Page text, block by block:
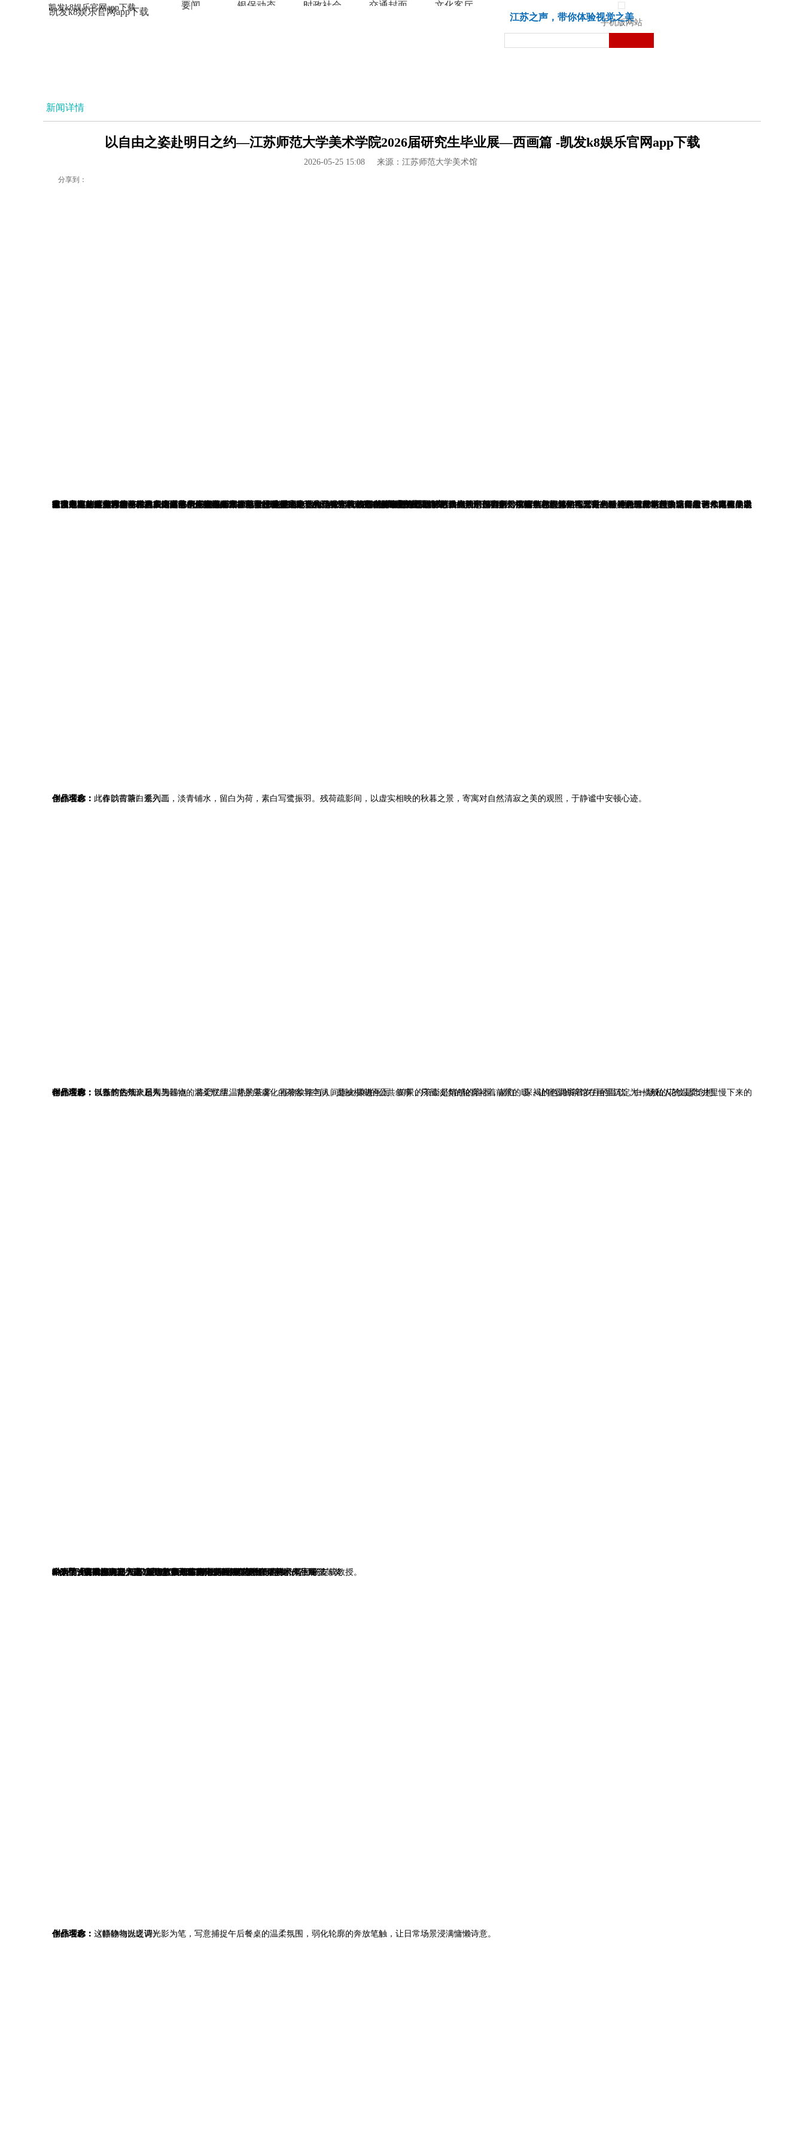
凯发k8娱乐官网app下载
凯发k8娱乐官网app下载
要闻 银保动态 时政社会 交通封面 文化客厅
手机版网站
江苏之声，带你体验视觉之美
新闻详情
以自由之姿赴明日之约—江苏师范大学美术学院2026届研究生毕业展—西画篇 -凯发k8娱乐官网app下载
2026-05-25 15:08 来源：江苏师范大学美术馆
分享到：
前言
何为“以自由之姿”？于艺术本体而言，是挣脱形式桎梏、打破范式边界的精神觉醒，是在多元共生的数智时代的艺术语境中，以独立之思想、本真之心性，舒展艺术想象、释放认知力量，以个体的审美感知与精神体悟，对话世界、叩问自我、诠释时代。这是艺术创作最本真的精神内核，亦是青年艺术学子，奔赴艺术前路、奔赴人生远方，最珍贵的精神姿态。
艺术之境，是精神的自由栖居，是思想的无限延展。从传统笔墨的文脉传承，到当代视觉的创新表达；从书法线条的气韵风骨，到跨界设计的观念重构，再到综合材料的语言实验，本届毕业生以数年艺途求索为基，在技法锤炼中夯实根基，在美学思辨中淬炼认知，在师者传道中明晰方向，将对艺术本质的探寻、对生命存在的感知、对时代精神的回应，悉数熔铸于一件件作品之中，完成从技法习得向精神表达、从个体创作向艺术哲思的蜕变。
本次展览汇集美术与书法、设计等多元艺术实践作品，以及艺术学、设计学的理论研究作品，既是本科四载、硕士三秋学术求索与艺术实践的圆满答卷，更是青年一代以自由艺术精神为内核，书写的青春理想与时代宣言。他们以自由为精神羽翼，突破既定创作范式，在艺术表达中坚守自我、彰显个性；以信念为前行航标，将个体艺术生命融入时代审美洪流，让创作既有美学深度，更有精神温度。作品或沉潜传统、意蕴深厚，彰显文脉传承的文化自觉；或锐意创新、先锋思辨，饱含青年创作者的艺术锐气与人文担当，每一件作品，都是自由精神与艺术灵魂的双向奔赴。
以艺为媒，向美而行；以自由为翼，向未来而生。愿观者于作品之中，窥见青年艺术的精神锋芒，感知艺术自由的思想力量，读懂当代青年学子对美、对生命、对时代的深层思考；愿全体毕业学子，始终坚守这份艺术自由之心，怀初心而守本心，持热爱而赴远方，在永恒的艺术探索之路上，保持独立的审美判断、深邃的思想体悟与无畏的创造勇气，以自由之笔绘时代万象，以赤诚之心赴璀璨前程，在更广阔的艺术天地与人生征途上，绽放独属于自己的艺术光芒！ 西画专业
01、杨友成教授工作室
作品名称： 《春韵古茶》系列二
创作理念： 此作以荷塘白鹭入画，淡青铺水，留白为荷，素白写鹭振羽。残荷疏影间，以虚实相映的秋暮之景，寄寓对自然清寂之美的观照，于静谧中安顿心迹。
作品名称： 《春韵古茶》系列三
创作理念：
以茶馆的烟火日常为锚点，将记忆里温热的茶雾、器物纹路与人间烟火揉进画面。前景的茶壶是情感的容器，赭红、深褐的色调裹着岁月的温软，白描般的花纹是市井里慢下来的时光注脚，氤氲的热气牵起人与器物的温柔联结。背景里虚化的茶客与空间，是被模糊的公共叙事，只留淡淡的轮廓衬着前景的暖，让喧嚣的茶馆在画里沉淀为一场私人的温柔念想。
个人简介：
梁远，江苏徐州人，江苏师范大学美术学院油画方向硕士研究生，导师杨友成教授。
科研情况：
1.作品《桃园乡春》入选“第十三届江苏省油画展”
2.作品《春风万里安》入选“江苏第五届青年油画展”
3.作品《茶馆里的旧光阴》入选“江苏省第十届新人美术作品展览”
4.作品《沪韵·斑驳生晖》入选第二十三届“江南之春”美术作品展
5.作品《集市烟火》入选“双争有我·画说河北——河北省群众美术作品展”
6.作品《砺山悬河》入选“黄河故事·第二届山东省新文艺群体美术作品展”
7.作品《云间烟火是人家》入选“山西省第七届油画作品展”
8.作品《九重阊阖开天阙》获时代风华江苏省第六届高校美术作品展三等奖
9.作品《夜韵》入选“这么近那么美周末到河北”河北艺术联展获研究生组三等奖
10.作品《百味·路边小店》入选“第六届吉林省油画双年展”
作品名称： 《静物与光之诗》
创作理念： 这幅静物以暖调光影为笔，写意捕捉午后餐桌的温柔氛围，弱化轮廓的奔放笔触，让日常场景浸满慵懒诗意。